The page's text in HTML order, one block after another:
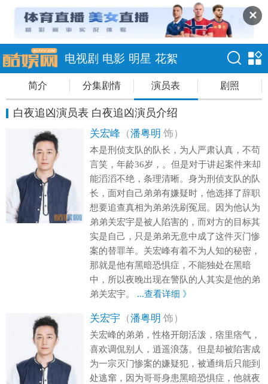
✕
电视剧 电影 明星 花絮
简介 分集剧情 演员表 剧照
白夜追凶演员表 白夜追凶演员介绍
关宏峰 （潘粤明 饰）
本是刑侦支队的队长，为人严肃认真，不苟
言笑，年龄36岁，。但是对于讲起案件来却
能滔滔不绝，条理清晰。身为刑侦支队的队
长，面对自己弟弟有嫌疑时，他选择了辞职
想要追查真相为弟弟洗刷冤屈。因为他认为
弟弟关宏宇是被人陷害的，而对方的目标其
实是自己，只是弟弟无意中成了这件灭门惨
案的替罪羊。关宏峰有着不为人知的秘密，
那就是他有黑暗恐惧症，不能独处在黑暗
中，所以夜晚出现在警队的人其实是他的弟
弟关宏宇。
...查看详细 》
关宏宇 （潘粤明 饰）
关宏峰的弟弟，性格开朗活泼，痞里痞气，
喜欢调侃别人，逍遥浪荡。但是却被陷害成
为一宗灭门惨案的嫌疑犯，被通缉后只能到
处逃窜，因为哥哥身患黑暗恐惧症，他就夜